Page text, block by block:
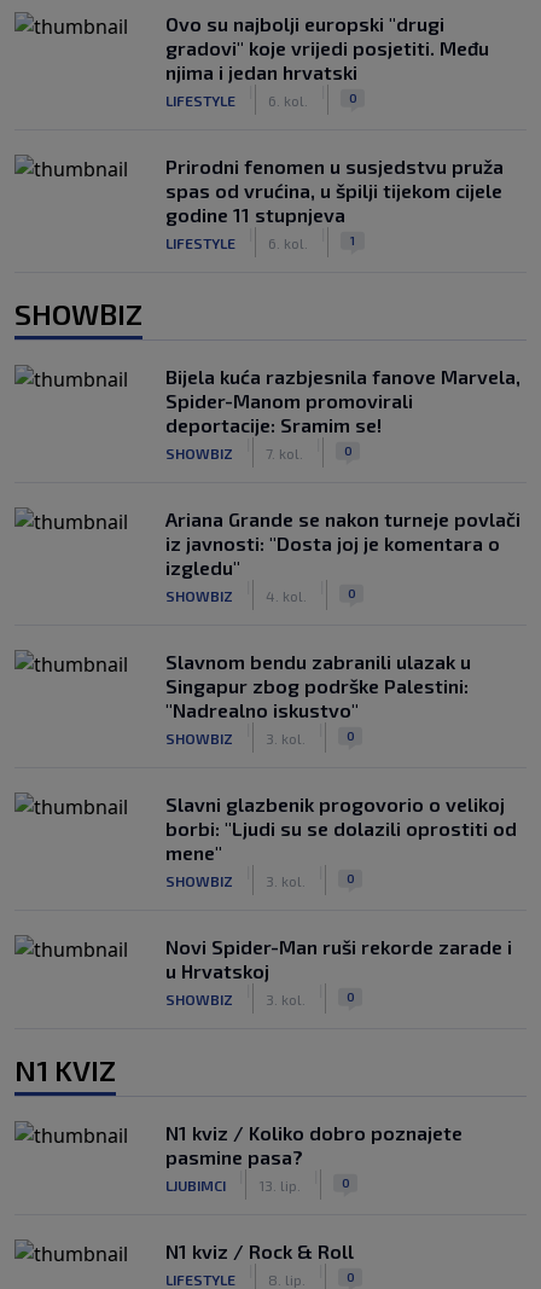
Ovo su najbolji europski "drugi
gradovi" koje vrijedi posjetiti. Među
njima i jedan hrvatski
LIFESTYLE 6. kol. 0
Prirodni fenomen u susjedstvu pruža
spas od vrućina, u špilji tijekom cijele
godine 11 stupnjeva
LIFESTYLE 6. kol. 1
SHOWBIZ
Bijela kuća razbjesnila fanove Marvela,
Spider-Manom promovirali
deportacije: Sramim se!
SHOWBIZ 7. kol. 0
Ariana Grande se nakon turneje povlači
iz javnosti: "Dosta joj je komentara o
izgledu"
SHOWBIZ 4. kol. 0
Slavnom bendu zabranili ulazak u
Singapur zbog podrške Palestini:
"Nadrealno iskustvo"
SHOWBIZ 3. kol. 0
Slavni glazbenik progovorio o velikoj
borbi: "Ljudi su se dolazili oprostiti od
mene"
SHOWBIZ 3. kol. 0
Novi Spider-Man ruši rekorde zarade i
u Hrvatskoj
SHOWBIZ 3. kol. 0
N1 KVIZ
N1 kviz / Koliko dobro poznajete
pasmine pasa?
LJUBIMCI 13. lip. 0
N1 kviz / Rock & Roll
LIFESTYLE 8. lip. 0